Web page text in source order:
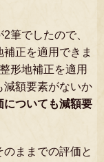
筆でしたので、
正を適用できま
形地補正を適用
減額要素がないか
についても減額要
ままでの評価と